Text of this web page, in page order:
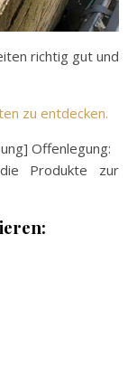
richtig gut und
zu entdecken.
Offenlegung:
Produkte zur